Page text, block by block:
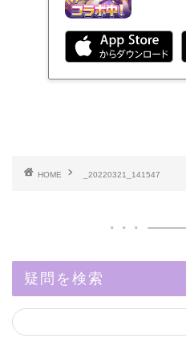
HOME _20220321_141547
疑問を検索